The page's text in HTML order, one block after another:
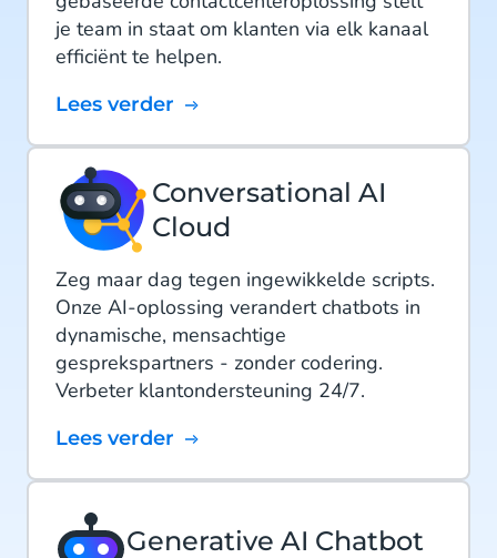
je team in staat om klanten via elk kanaal
efficiënt te helpen.
Lees verder
Conversational AI
Cloud
Zeg maar dag tegen ingewikkelde scripts.
Onze AI-oplossing verandert chatbots in
dynamische, mensachtige
gesprekspartners - zonder codering.
Verbeter klantondersteuning 24/7.
Lees verder
Generative AI Chatbot